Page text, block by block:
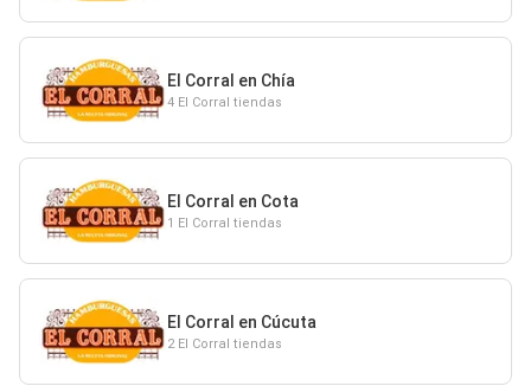
El Corral en Chía
4 El Corral tiendas
El Corral en Cota
1 El Corral tiendas
El Corral en Cúcuta
2 El Corral tiendas